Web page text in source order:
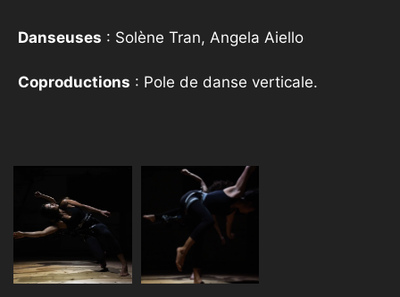
Danseuses : Solène Tran, Angela Aiello
Coproductions : Pole de danse verticale.